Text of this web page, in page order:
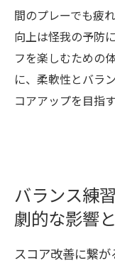
間のプレーでも疲
向上は怪我の予防
フを楽しむための
に、柔軟性とバラ
コアアップを目指
バランス練
劇的な影響
スコア改善に繋